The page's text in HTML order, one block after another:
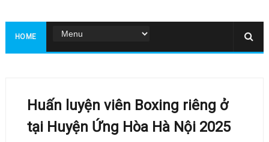
HOME
Huấn luyện viên Boxing riêng ở
tại Huyện Ứng Hòa Hà Nội 2025